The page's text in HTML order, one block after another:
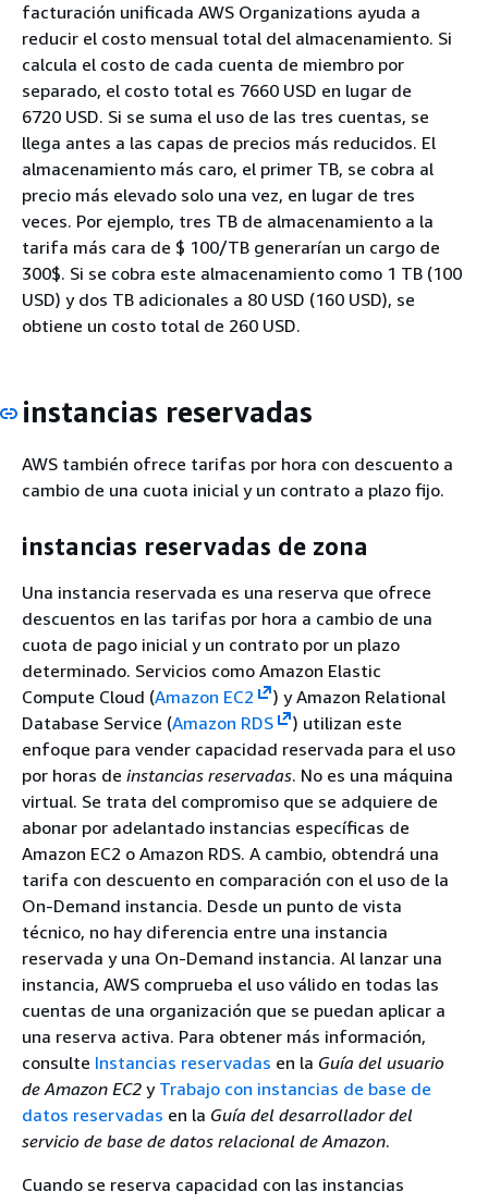
facturación unificada AWS Organizations ayuda a
reducir el costo mensual total del almacenamiento. Si
calcula el costo de cada cuenta de miembro por
separado, el costo total es 7660 USD en lugar de
6720 USD. Si se suma el uso de las tres cuentas, se
llega antes a las capas de precios más reducidos. El
almacenamiento más caro, el primer TB, se cobra al
precio más elevado solo una vez, en lugar de tres
veces. Por ejemplo, tres TB de almacenamiento a la
tarifa más cara de $ 100/TB generarían un cargo de
300$. Si se cobra este almacenamiento como 1 TB (100
USD) y dos TB adicionales a 80 USD (160 USD), se
obtiene un costo total de 260 USD.
instancias reservadas
AWS también ofrece tarifas por hora con descuento a
cambio de una cuota inicial y un contrato a plazo fijo.
instancias reservadas de zona
Una instancia reservada es una reserva que ofrece
descuentos en las tarifas por hora a cambio de una
cuota de pago inicial y un contrato por un plazo
determinado. Servicios como Amazon Elastic
Compute Cloud (Amazon EC2
) y Amazon Relational
Database Service (Amazon RDS
) utilizan este
enfoque para vender capacidad reservada para el uso
por horas de instancias reservadas. No es una máquina
virtual. Se trata del compromiso que se adquiere de
abonar por adelantado instancias específicas de
Amazon EC2 o Amazon RDS. A cambio, obtendrá una
tarifa con descuento en comparación con el uso de la
On-Demand instancia. Desde un punto de vista
técnico, no hay diferencia entre una instancia
reservada y una On-Demand instancia. Al lanzar una
instancia, AWS comprueba el uso válido en todas las
cuentas de una organización que se puedan aplicar a
una reserva activa. Para obtener más información,
consulte Instancias reservadas en la Guía del usuario
de Amazon EC2 y Trabajo con instancias de base de
datos reservadas en la Guía del desarrollador del
servicio de base de datos relacional de Amazon.
Cuando se reserva capacidad con las instancias